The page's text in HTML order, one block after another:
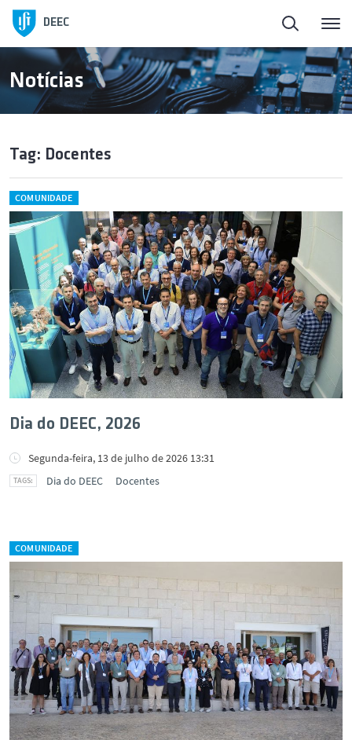
DEEC
Notícias
Tag: Docentes
COMUNIDADE
Dia do DEEC, 2026
Segunda-feira, 13 de julho de 2026 13:31
Dia do DEEC
Docentes
COMUNIDADE